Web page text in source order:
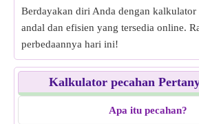
Berdayakan diri Anda dengan kalkulator
andal dan efisien yang tersedia online.
perbedaannya hari ini!
Kalkulator pecahan
Apa itu pecahan?